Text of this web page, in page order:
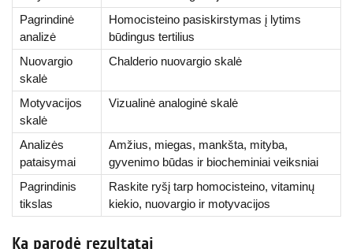
Pagrindinė
analizė
Homocisteino pasiskirstymas į lytims
būdingus tertilius
Nuovargio
skalė
Chalderio nuovargio skalė
Motyvacijos
skalė
Vizualinė analoginė skalė
Analizės
pataisymai
Amžius, miegas, mankšta, mityba,
gyvenimo būdas ir biocheminiai veiksniai
Pagrindinis
tikslas
Raskite ryšį tarp homocisteino, vitaminų
kiekio, nuovargio ir motyvacijos
Ką parodė rezultatai